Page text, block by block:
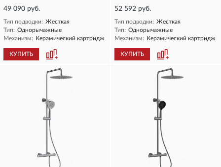
49 090 руб.
Тип подводки: Жесткая
Тип: Однорычажные
Механизм: Керамический картридж
КУПИТЬ
52 592 руб.
Тип подводки: Жесткая
Тип: Однорычажные
Механизм: Керамический картридж
КУПИТЬ